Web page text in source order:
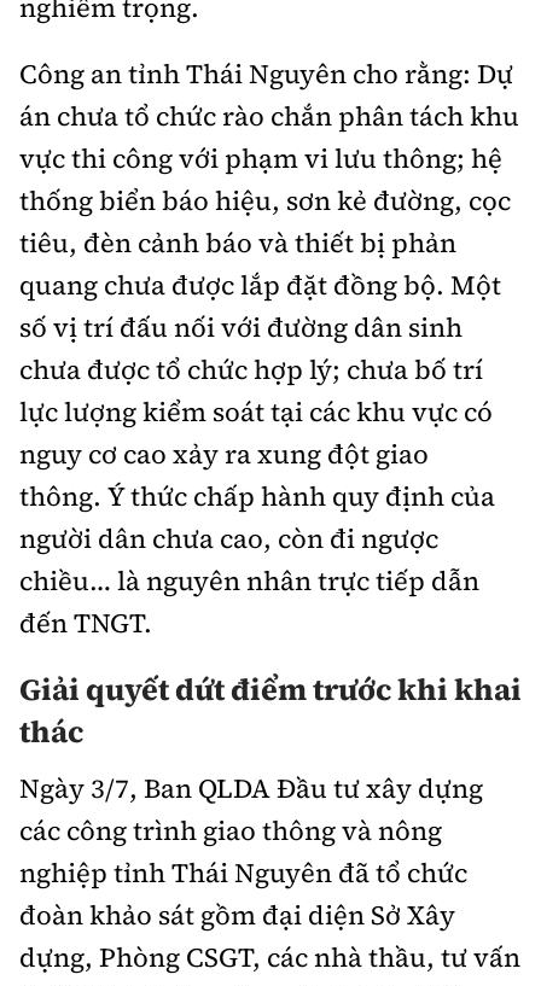
Công an tỉnh Thái Nguyên cho rằng: Dự
án chưa tổ chức rào chắn phân tách khu
vực thi công với phạm vi lưu thông; hệ
thống biển báo hiệu, sơn kẻ đường, cọc
tiêu, đèn cảnh báo và thiết bị phản
quang chưa được lắp đặt đồng bộ. Một
số vị trí đấu nối với đường dân sinh
chưa được tổ chức hợp lý; chưa bố trí
lực lượng kiểm soát tại các khu vực có
nguy cơ cao xảy ra xung đột giao
thông. Ý thức chấp hành quy định của
người dân chưa cao, còn đi ngược
chiều… là nguyên nhân trực tiếp dẫn
đến TNGT.
Giải quyết dứt điểm trước khi khai
thác
Ngày 3/7, Ban QLDA Đầu tư xây dựng
các công trình giao thông và nông
nghiệp tỉnh Thái Nguyên đã tổ chức
đoàn khảo sát gồm đại diện Sở Xây
dựng, Phòng CSGT, các nhà thầu, tư vấn